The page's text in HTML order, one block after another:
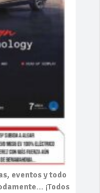
eventosy todo
¡Todos